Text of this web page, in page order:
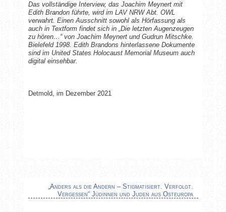
Das vollständige Interview, das Joachim Meynert mit
Edith Brandon führte, wird im LAV NRW Abt. OWL
verwahrt. Einen Ausschnitt sowohl als Hörfassung als
auch in Textform findet sich in „Die letzten Augenzeugen
zu hören…“ von Joachim Meynert und Gudrun Mitschke.
Bielefeld 1998. Edith Brandons hinterlassene Dokumente
sind im United States Holocaust Memorial Museum auch
digital einsehbar.
Detmold, im Dezember 2021
„Anders als die Andern – Stigmatisiert. Verfolgt.
Vergessen“ Jüdinnen und Juden aus Osteuropa